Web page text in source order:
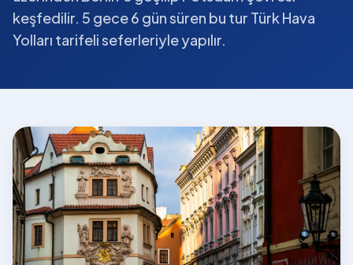
keşfedilir. 5 gece 6 gün süren bu tur Türk Hava
Yolları tarifeli seferleriyle yapılır.